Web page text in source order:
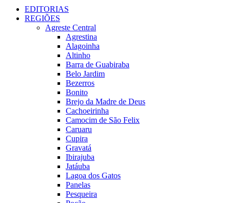
EDITORIAS
REGIÕES
Agreste Central
Agrestina
Alagoinha
Altinho
Barra de Guabiraba
Belo Jardim
Bezerros
Bonito
Brejo da Madre de Deus
Cachoeirinha
Camocim de São Felix
Caruaru
Cupira
Gravatá
Ibirajuba
Jatáuba
Lagoa dos Gatos
Panelas
Pesqueira